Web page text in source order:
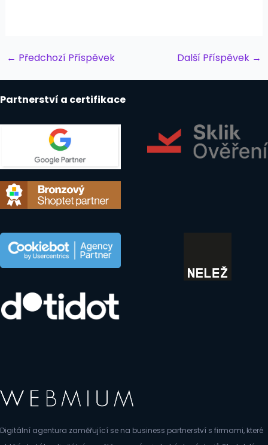
Post
← Předchozí Příspěvek Další Příspěvek →
Partnerství a certifikace
Digitální agentura zaměřující se na business partnerství s firmami, které